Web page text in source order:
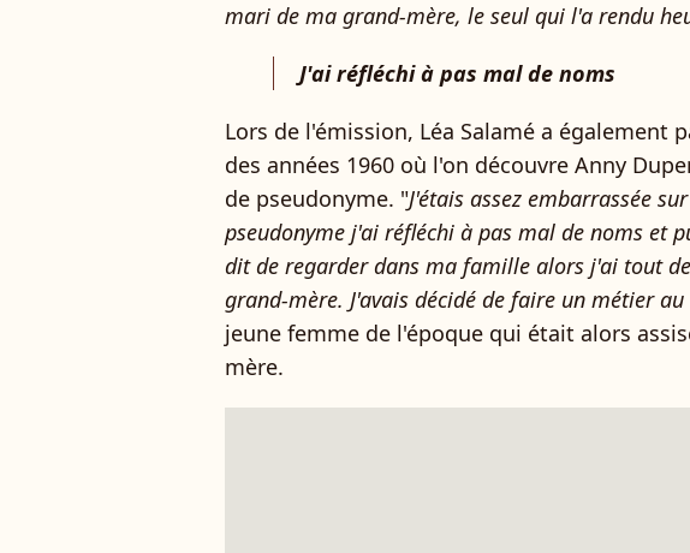
mari de ma grand-mère, le seul qui l'a rendu
J'ai réfléchi à pas mal de noms
Lors de l'émission, Léa Salamé a également
des années 1960 où l'on découvre Anny
de pseudonyme. "J'étais assez embarrassée
pseudonyme j'ai réfléchi à pas mal de noms et
dit de regarder dans ma famille alors j'ai tout
grand-mère. J'avais décidé de faire un métier
jeune femme de l'époque qui était alors
mère.